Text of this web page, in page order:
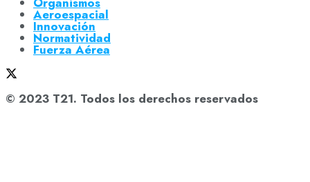
Aeroespacial
Innovación
Normatividad
Fuerza Aérea
© 2023 T21. Todos los derechos reservados